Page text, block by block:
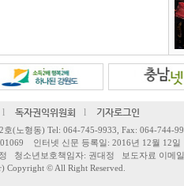
l 독자권익위원회 l 기자로그인
(노형동) Tel: 064-745-9933, Fax: 064-744-
인터넷 신문 등록일: 2016년 12월 12일
청소년보호책임자: 권대정 보도자료 이메
Copyright © All Right Reserved.